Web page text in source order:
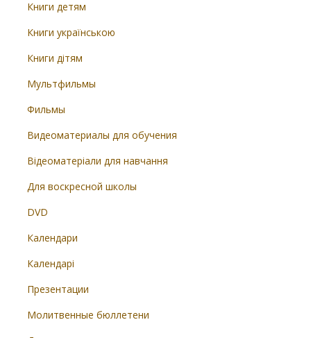
Книги детям
Книги українською
Книги дітям
Мультфильмы
Фильмы
Видеоматериалы для обучения
Відеоматеріали для навчання
Для воскресной школы
DVD
Календари
Календарі
Презентации
Молитвенные бюллетени